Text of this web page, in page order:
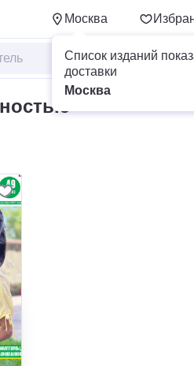
Москва
Список изданий
доставки
Москва